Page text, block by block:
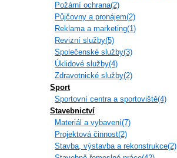
Požární ochrana(2)
Půjčovny a pronájem(2)
Reklama a marketing(1)
Revizní služby(5)
Společenské služby(3)
Úklidové služby(4)
Zdravotnické služby(2)
Sport
Sportovní centra a sportoviště(4)
Stavebnictví
Materiál a vybavení(7)
Projektová činnost(2)
Stavba, výstavba a rekonstrukce(2)